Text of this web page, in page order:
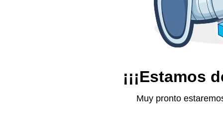
¡¡¡Estamos
Muy pronto